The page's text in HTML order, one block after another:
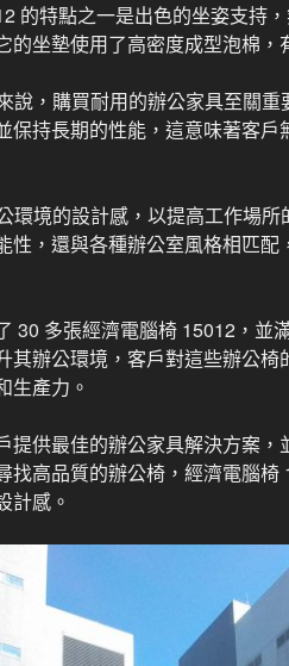
的特點之一是出色的坐姿支持
的坐墊使用了高密度成型泡棉，
說，購買耐用的辦公家具至關
保持長期的性能，這意味著客
環境的設計感，以提高工作場
性，還與各種辦公室風格相匹
30 多張經濟電腦椅 15012，並
其辦公環境，客戶對這些辦公
生產力。
提供最佳的辦公家具解決方案
找高品質的辦公椅，經濟電腦
計感。